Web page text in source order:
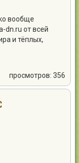
вообще
dn.ru от всей
и тёплых,
просмотров: 356